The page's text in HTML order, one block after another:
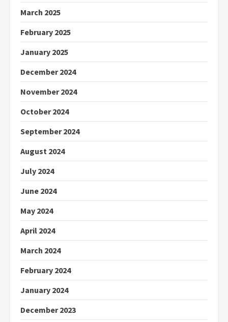
March 2025
February 2025
January 2025
December 2024
November 2024
October 2024
September 2024
August 2024
July 2024
June 2024
May 2024
April 2024
March 2024
February 2024
January 2024
December 2023